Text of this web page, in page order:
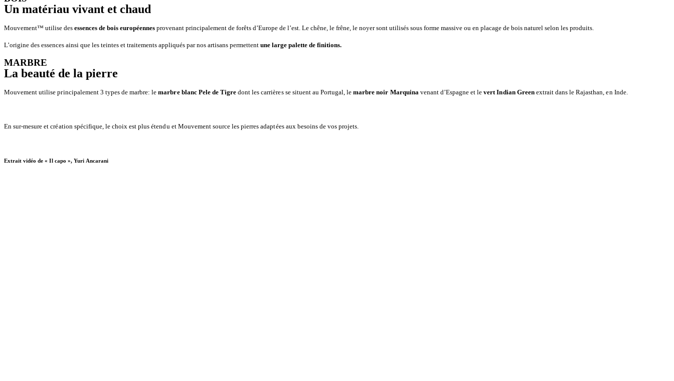
Un matériau vivant et chaud
Mouvement™ utilise des essences de bois européennes provenant principalement de forêts d’Europe de l’est. Le chêne, le frêne, le noyer sont utilisés sous forme massive ou en placage de bois naturel selon les produits.
L’origine des essences ainsi que les teintes et traitements appliqués par nos artisans permettent une large palette de finitions.
MARBRE
La beauté de la pierre
Mouvement utilise principalement 3 types de marbre: lemarbre blanc Pele de Tigredont les carrières se situent au Portugal, lemarbre noir Marquina venant d’Espagne et levert Indian Greenextrait dans le Rajasthan, en Inde.
En sur-mesure et création spécifique, le choix est plus étendu et Mouvementsource les pierres adaptées aux besoins de vos projets.
Extrait vidéo de « Il capo », Yuri Ancarani